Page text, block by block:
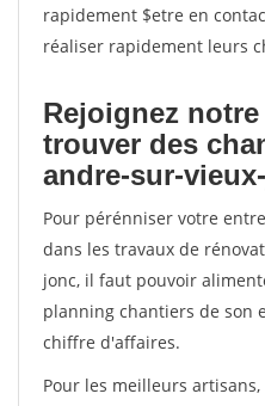
rapidement $etre en
réaliser rapidement leurs
Rejoignez
trouver des
andre-sur-
Pour pérénniser votre
dans les travaux de
jonc, il faut pouvoir
planning chantiers de son
chiffre d'affaires.
Pour les meilleurs